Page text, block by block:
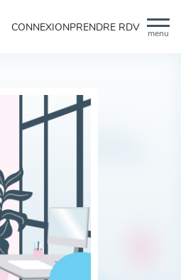
menu
CONNEXIONPRENDRE RDV